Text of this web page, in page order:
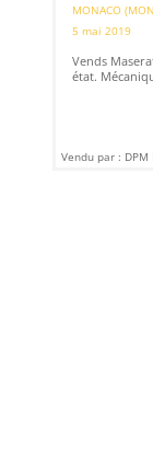
MONACO
5 mai 2019
Vends
état.
Vendu par :